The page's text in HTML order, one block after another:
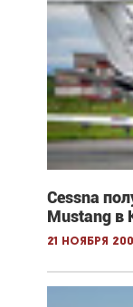
Cessna
Mustang в
21 ноября